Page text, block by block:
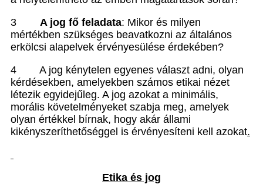
3
A jog fő feladata: Mikor és milyen
mértékben szükséges beavatkozni az általános
erkölcsi alapelvek érvényesülése érdekében?
4
A jog kénytelen egyenes választ adni, olyan
kérdésekben, amelyekben számos etikai nézet
létezik egyidejűleg. A jog azokat a minimális,
morális követelményeket szabja meg, amelyek
olyan értékkel bírnak, hogy akár állami
kikényszeríthetőséggel is érvényesíteni kell azokat.
Etika és jog